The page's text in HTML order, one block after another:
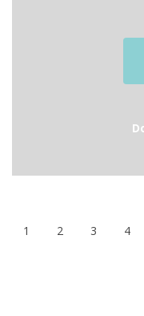
1 2 3 4